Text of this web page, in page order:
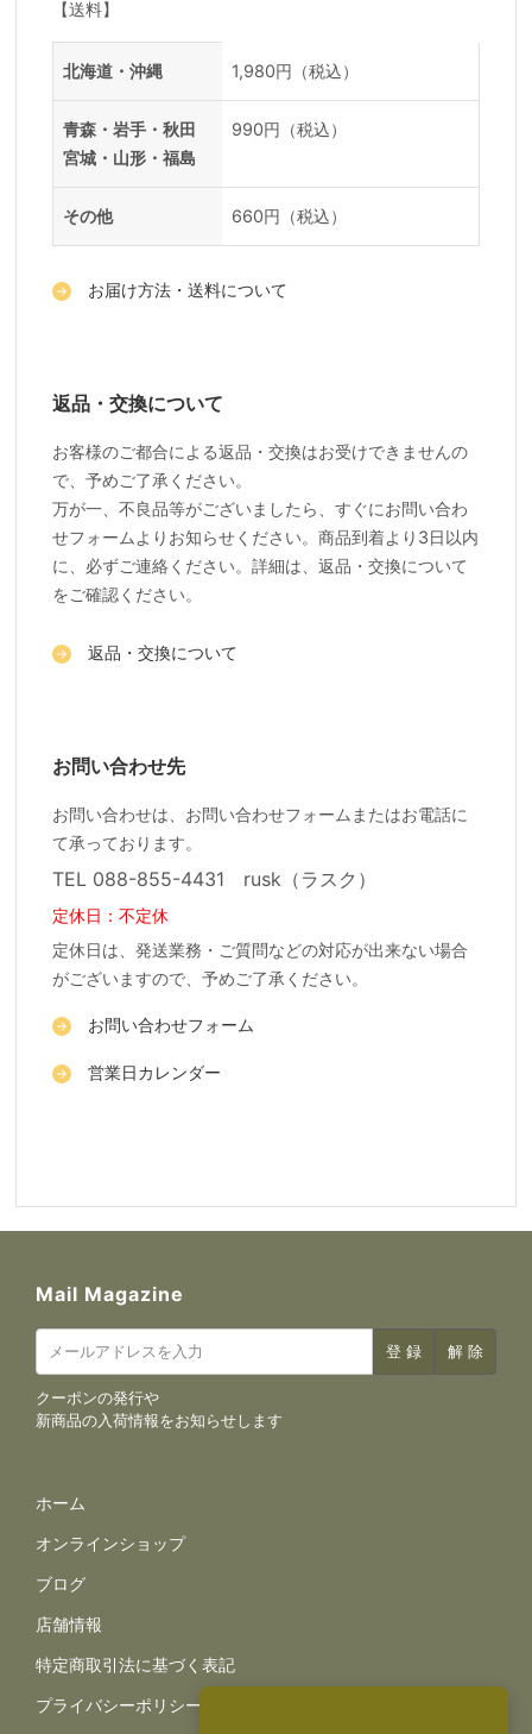
【送料】
地域 料金
北海道・沖縄 1,980円（税込）
青森・岩手・秋田
宮城・山形・福島
990円（税込）
その他 660円（税込）
お届け方法・送料について
返品・交換について
お客様のご都合による返品・交換はお受けできませんの
で、予めご了承ください。
万が一、不良品等がございましたら、すぐにお問い合わ
せフォームよりお知らせください。商品到着より3日以内
に、必ずご連絡ください。詳細は、返品・交換について
をご確認ください。
返品・交換について
お問い合わせ先
お問い合わせは、お問い合わせフォームまたはお電話に
て承っております。
TEL 088-855-4431 rusk（ラスク）
定休日：不定休
定休日は、発送業務・ご質問などの対応が出来ない場合
がございますので、予めご了承ください。
お問い合わせフォーム
営業日カレンダー
Mail Magazine
クーポンの発行や
新商品の入荷情報をお知らせします
サイトナビゲーション
ホーム
オンラインショップ
ブログ
店舗情報
規約とポリシー
特定商取引法に基づく表記
プライバシーポリシー